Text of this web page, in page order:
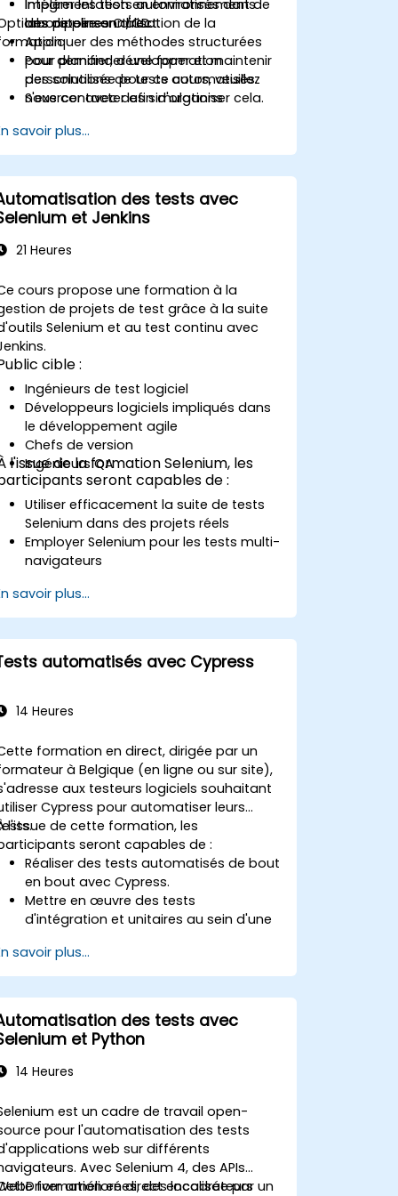
Intégrer les tests automatisés dans
des pipelines CI/CD.
Appliquer des méthodes structurées
pour planifier, développer et maintenir
des solutions de tests automatisés.
S'exercer avec des simulations
formats de tests réels.
Implémentation en environnement de
laboratoire en direct.
de personnalisation de la
Pour demander une formation
personnalisée pour ce cours, veuillez
nous contacter afin d'organiser cela.
savoir plus...
des tests avec
et Jenkins
21 Heures
cours propose une formation à la
de projets de test grâce à la suite
Selenium et au test continu avec
cible :
Ingénieurs de test logiciel
Développeurs logiciels impliqués dans
le développement agile
Chefs de version
Ingénieurs QA
l'issue de la formation Selenium, les
seront capables de :
Utiliser efficacement la suite de tests
Selenium dans des projets réels
Employer Selenium pour les tests multi-
navigateurs
Grid
Exécuter des tests de régression
Selenium dans Jenkins
Préparer des rapports de test et des
rapports périodiques grâce à Jenkins
savoir plus...
automatisés avec Cypress
14 Heures
formation en direct, dirigée par un
à Belgique (en ligne ou sur site),
aux testeurs logiciels souhaitant
Cypress pour automatiser leurs
l'issue de cette formation, les
seront capables de :
Réaliser des tests automatisés de bout
en bout avec Cypress.
Mettre en œuvre des tests
d'intégration et unitaires au sein d'une
Utiliser Cypress comme alternative à
Selenium.
savoir plus...
des tests avec
et Python
14 Heures
est un cadre de travail open-
pour l'automatisation des tests
web sur différents
Avec Selenium 4, des APIs
améliorées, des localisateurs
formation en direct encadrée par un